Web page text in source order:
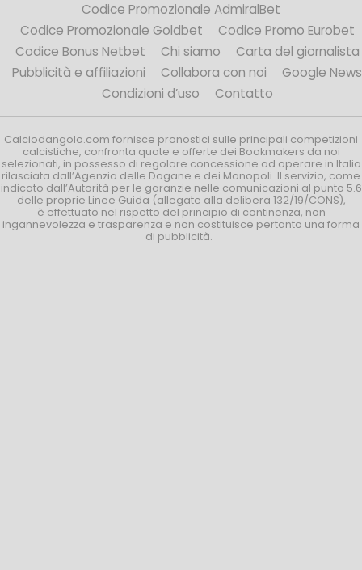
Codice Promozionale AdmiralBet
Codice Promozionale Goldbet
Codice Promo Eurobet
Codice Bonus Netbet
Chi siamo
Carta del giornalista
Pubblicità e affiliazioni
Collabora con noi
Google News
Condizioni d’uso
Contatto
Calciodangolo.com fornisce pronostici sulle principali competizioni
calcistiche, confronta quote e offerte dei Bookmakers da noi
selezionati, in possesso di regolare concessione ad operare in Italia
rilasciata dall’Agenzia delle Dogane e dei Monopoli. Il servizio, come
indicato dall’Autorità per le garanzie nelle comunicazioni al punto 5.6
delle proprie Linee Guida (allegate alla delibera 132/19/CONS),
è effettuato nel rispetto del principio di continenza, non
ingannevolezza e trasparenza e non costituisce pertanto una forma
di pubblicità.